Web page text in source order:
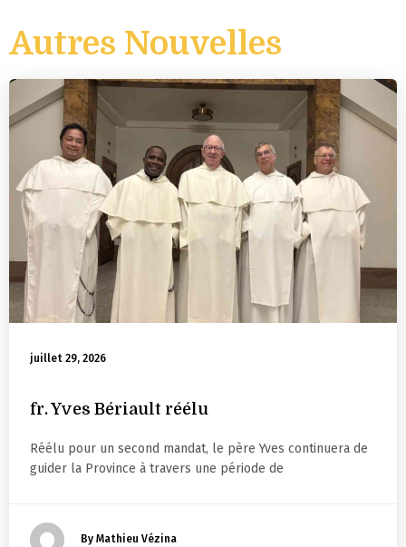
Autres Nouvelles
juillet 29, 2026
fr. Yves Bériault réélu
Réélu pour un second mandat, le père Yves continuera de
guider la Province à travers une période de
By Mathieu Vézina